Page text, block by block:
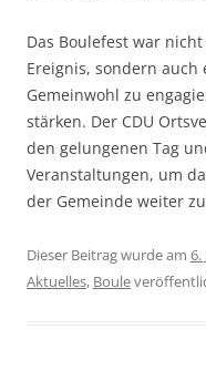
Das Boulefest war
Ereignis, sondern auch
Gemeinwohl zu
stärken. Der CDU
den gelungenen Tag
Veranstaltungen, um
der Gemeinde weiter
Dieser Beitrag wurde am 6.
Aktuelles, Boule